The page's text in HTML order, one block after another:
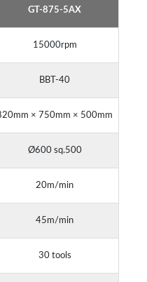
GT-875-5AX
15000rpm
BBT-40
× 750mm × 500mm
Ø600 sq.500
20m/min
45m/min
30 tools